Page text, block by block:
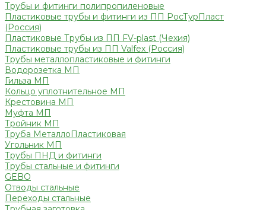
Трубы и фитинги полипропиленовые
Пластиковые трубы и фитинги из ПП РосТурПласт
(Россия)
Пластиковые Трубы из ПП FV-plast (Чехия)
Пластиковые трубы из ПП Valfex (Россия)
Трубы металлопластиковые и фитинги
Водорозетка МП
Гильза МП
Кольцо уплотнительное МП
Крестовина МП
Муфта МП
Тройник МП
Труба МеталлоПластиковая
Угольник МП
Трубы ПНД и фитинги
Трубы стальные и фитинги
GEBO
Отводы стальные
Переходы стальные